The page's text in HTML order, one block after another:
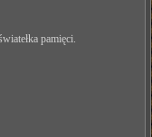
pamięci.